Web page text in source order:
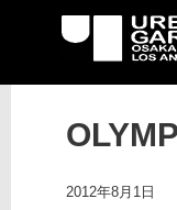
UG メ
2012年8月1日